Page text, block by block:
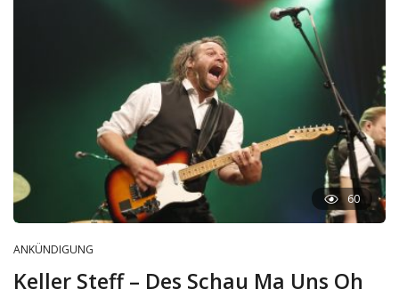
60
ANKÜNDIGUNG
Keller Steff – Des Schau Ma Uns Oh